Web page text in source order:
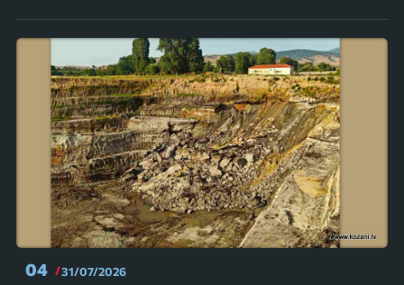
04 31/07/2026